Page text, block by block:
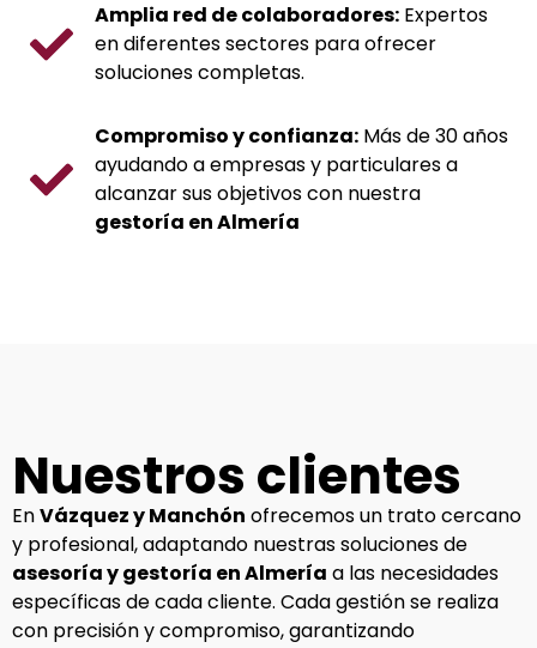
Amplia red de colaboradores: Expertos
en diferentes sectores para ofrecer
soluciones completas.
Compromiso y confianza: Más de 30 años
ayudando a empresas y particulares a
alcanzar sus objetivos con nuestra
gestoría en Almería
Nuestros clientes
EnVázquez y Manchón ofrecemos un trato cercano
y profesional, adaptando nuestras soluciones de
asesoría y gestoría en Almería a las necesidades
específicas de cada cliente. Cada gestión se realiza
con precisión y compromiso, garantizando